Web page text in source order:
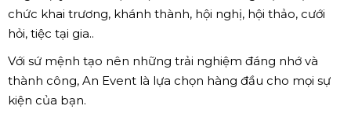
chức khai trương, khánh thành, hội nghị, hội thảo, cưới
hỏi, tiệc tại gia..
Với sứ mệnh tạo nên những trải nghiệm đáng nhớ và
thành công, An Event là lựa chọn hàng đầu cho mọi sự
kiện của bạn.